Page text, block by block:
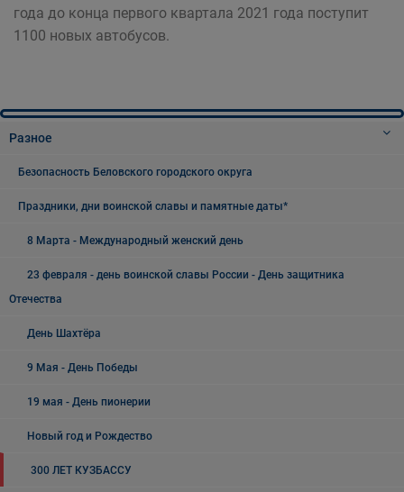
года до конца первого квартала 2021 года поступит
1100 новых автобусов.
Разное
Безопасность Беловского городского округа
Праздники, дни воинской славы и памятные даты*
8 Марта - Международный женский день
23 февраля - день воинской славы России - День защитника
Отечества
День Шахтёра
9 Мая - День Победы
19 мая - День пионерии
Новый год и Рождество
300 ЛЕТ КУЗБАССУ